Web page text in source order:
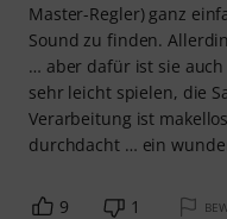
Master-Regler) ganz
Sound zu finden.
… aber dafür ist sie
sehr leicht spielen, die
Verarbeitung ist
durchdacht … ein
9 1